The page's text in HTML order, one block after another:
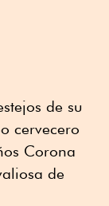
de su
cervecero
Corona
de